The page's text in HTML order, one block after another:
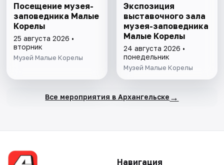
Посещение музея-
заповедника Малые
Корелы
25 августа 2026 •
вторник
Музей Малые Корелы
Экспозиция
выставочного зала
музея-заповедника
Малые Корелы
24 августа 2026 •
понедельник
Музей Малые Корелы
Все мероприятия в Архангельске →
Навигация